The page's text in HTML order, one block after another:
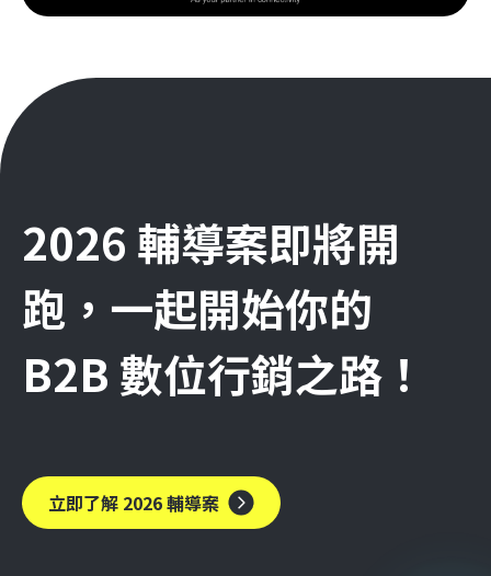
2026 輔導案即將開
跑，一起開始你的
B2B 數位行銷之路！
立即了解 2026 輔導案